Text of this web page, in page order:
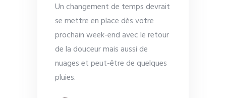
Un changement de temps devrait
se mettre en place dès votre
prochain week-end avec le retour
de la douceur mais aussi de
nuages et peut-être de quelques
pluies.